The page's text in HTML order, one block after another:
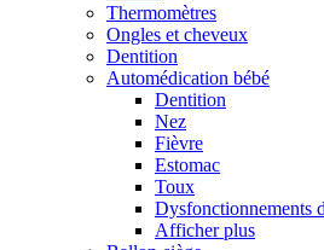
Thermomètres
Ongles et cheveux
Dentition
Automédication bébé
Dentition
Nez
Fièvre
Estomac
Toux
Dysfonctionnements
Afficher plus